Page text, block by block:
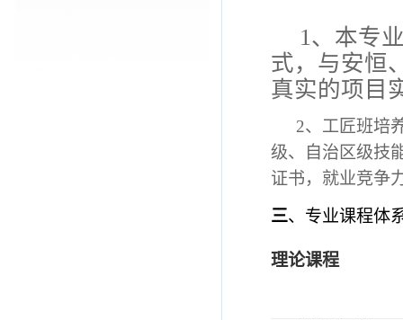
1、 本专
式，与安恒
真实的项目
2、工匠班培
级、自治区级技
证书，就业竞争
三、专业课程体
理论课程